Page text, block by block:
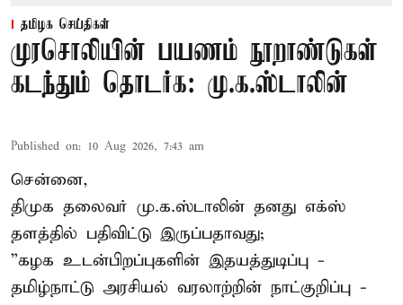
தமிழக செய்திகள்
முரசொலியின் பயணம் நூறாண்டுகள்
கடந்தும் தொடர்க: மு.க.ஸ்டாலின்
Published on: 10 Aug 2026, 7:43 am
சென்னை,
திமுக தலைவர் மு.க.ஸ்டாலின் தனது எக்ஸ்
தளத்தில் பதிவிட்டு இருப்பதாவது;
”கழக உடன்பிறப்புகளின் இதயத்துடிப்பு -
தமிழ்நாட்டு அரசியல் வரலாற்றின் நாட்குறிப்பு -